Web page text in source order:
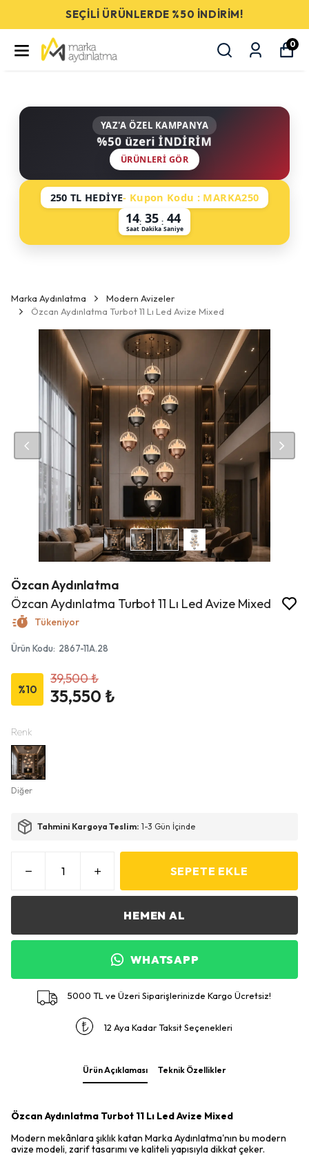
SEÇİLİ ÜRÜNLERDE %50 İNDİRİM!
0
YAZ'A ÖZEL KAMPANYA
%50 üzeri İNDİRİM
ÜRÜNLERI GÖR
250 TL HEDİYE- Kupon Kodu : MARKA250
14
Saat
: 35
Dakika
: 43
Saniye
Marka Aydınlatma
Modern Avizeler
Özcan Aydınlatma Turbot 11 Lı Led Avize Mixed
Özcan Aydınlatma
Özcan Aydınlatma Turbot 11 Lı Led Avize Mixed
Tükeniyor
Ürün Kodu: 2867-11A.28
%10
39,500 ₺
35,550 ₺
Renk
Diğer
Tahmini Kargoya Teslim: 1-3 Gün İçinde
SEPETE EKLE
HEMEN AL
WHATSAPP
5000 TL ve Üzeri Siparişlerinizde Kargo Ücretsiz!
12 Aya Kadar Taksit Seçenekleri
Ürün Açıklaması Teknik Özellikler
Özcan Aydınlatma Turbot 11 Lı Led Avize Mixed
Modern mekânlara şıklık katan Marka Aydınlatma'nın bu modern
avize modeli, zarif tasarımı ve kaliteli yapısıyla dikkat çeker.